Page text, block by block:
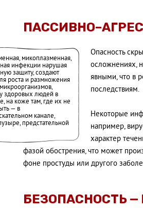
микоплазменная,
инфекции нарушая
защиту, создают
роста и размножения
здоровых людей в
на коже там, где их не
— в
канале,
предстательной
Опасность
осложнениях,
явными, что в
последствиям.
Некоторые
например,
характер
фазой обострения, что может
фоне простуды или другого
БЕЗОПАСНОСТЬ